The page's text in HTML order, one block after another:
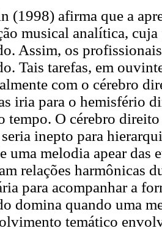
(1998) afirma que a
musical analítica,
Assim, os
Tais tarefas, em
com o cérebro
iria para o hemisfério
tempo. O cérebro
inepto para
uma melodia apear das
relações harmônicas
para acompanhar a
domina quando uma
temático